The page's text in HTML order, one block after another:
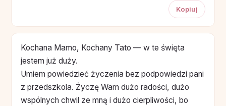
Kopiuj
Kochana Mamo, Kochany Tato — w te święta
jestem już duży.
Umiem powiedzieć życzenia bez podpowiedzi pani
z przedszkola. Życzę Wam dużo radości, dużo
wspólnych chwil ze mną i dużo cierpliwości, bo